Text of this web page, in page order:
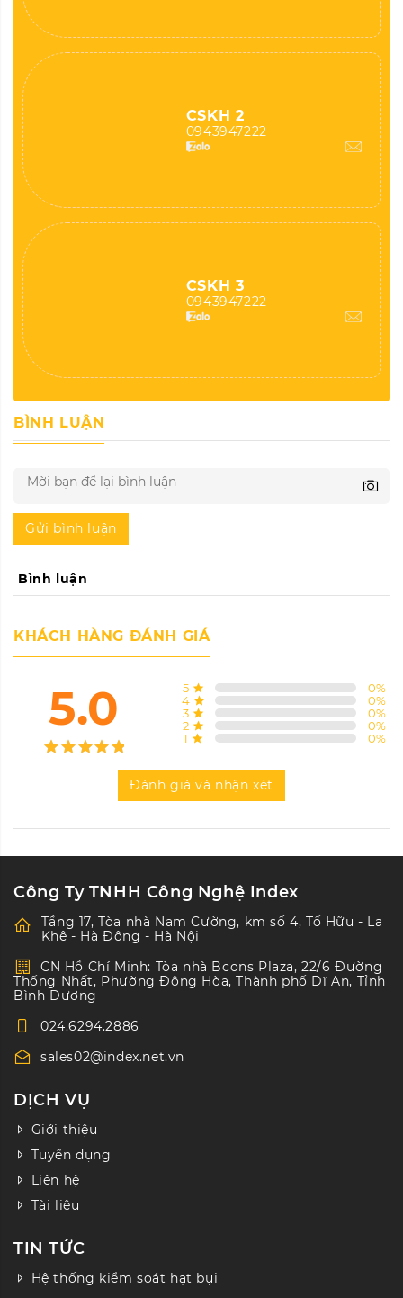
CSKH 2
0943947222
CSKH 3
0943947222
BÌNH LUẬN
Gửi bình luận
Bình luận
KHÁCH HÀNG ĐÁNH GIÁ
5.0 5 0%
4
0%
3
0%
2
0%
1
0%
Đánh giá và nhận xét
Công Ty TNHH Công Nghệ Index
Tầng 17, Tòa nhà Nam Cường, km số 4, Tố Hữu - La
Khê - Hà Đông - Hà Nội
CN Hồ Chí Minh: Tòa nhà Bcons Plaza, 22/6 Đường
Thống Nhất, Phường Đông Hòa, Thành phố Dĩ An, Tỉnh
Bình Dương
024.6294.2886
sales02@index.net.vn
DỊCH VỤ
Giới thiệu
Tuyển dụng
Liên hệ
Tài liệu
TIN TỨC
Hệ thống kiểm soát hạt bụi